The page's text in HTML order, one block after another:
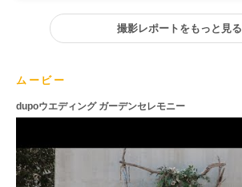
撮影レポートをもっと見る
ムービー
dupoウエディング ガーデンセレモニー